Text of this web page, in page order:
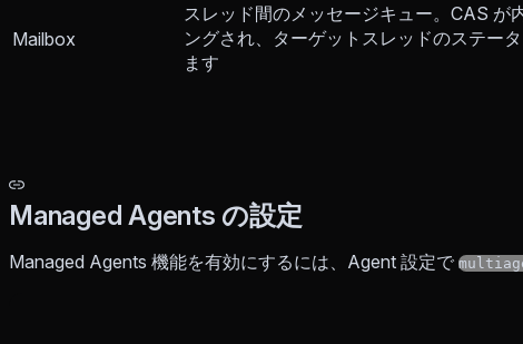
Mailbox
スレッド間のメッセージキュー。CAS が
ングされ、ターゲットスレッドのステー
ます
Managed Agents の設定
Managed Agents 機能を有効にするには、Agent 設定で